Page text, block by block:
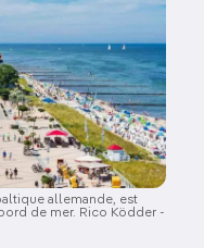
allemande, est
de mer. Rico Ködder -